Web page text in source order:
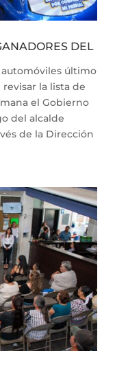
DEL
automóviles último
la lista de
el Gobierno
del alcalde
de la Dirección